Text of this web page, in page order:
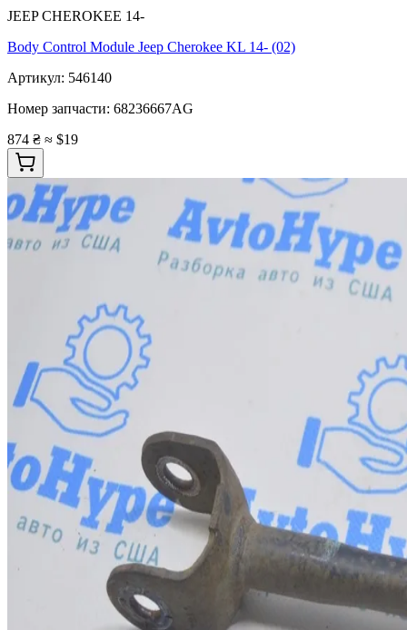
JEEP CHEROKEE 14-
Body Control Module Jeep Cherokee KL 14- (02)
Артикул: 546140
Номер запчасти: 68236667AG
874 ₴ ≈ $19